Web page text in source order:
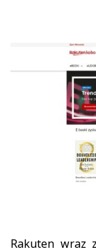
Rakuten wraz